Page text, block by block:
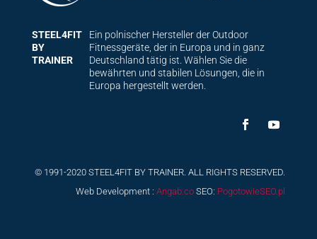
STEEL4FIT
BY
TRAINER
Ein polnischer Hersteller der Outdoor
Fitnessgeräte, der in Europa und in ganz
Deutschland tätig ist. Wählen Sie die
bewährten und stabilen Lösungen, die in
Europa hergestellt werden.
© 1991-2020 STEEL4FIT BY TRAINER. ALL RIGHTS RESERVED.
Web Development :Angab.co SEO: PogotowieSEO.pl